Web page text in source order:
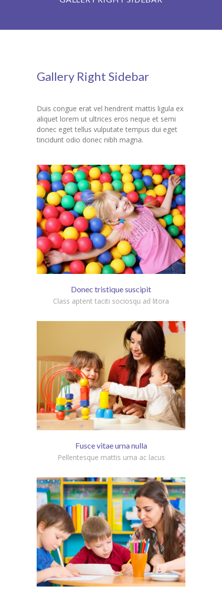
BIP
Gallery Right Sidebar
Duis congue erat vel hendrerit mattis ligula ex
aliquet lorem ut ultrices eros neque et semi
donec eget tellus vulputate tempus dui eget
tincidunt odio donec nibh magna.
Donec tristique suscipit
Class aptent taciti sociosqu ad litora
Fusce vitae urna nulla
Pellentesque mattis urna ac lacus